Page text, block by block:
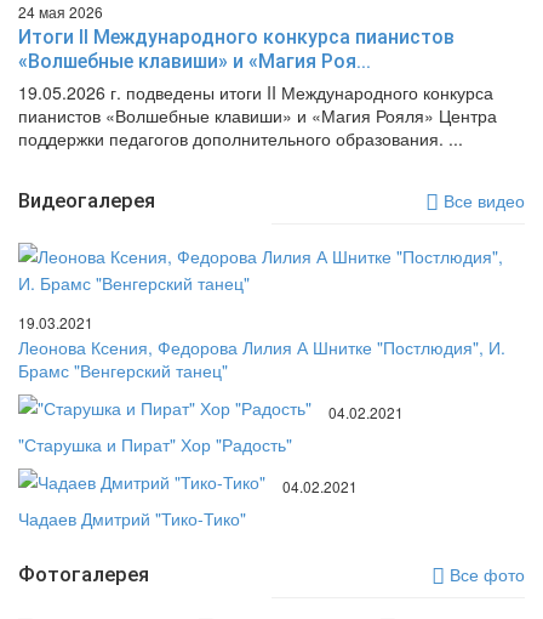
24 мая 2026
Итоги II Международного конкурса пианистов
«Волшебные клавиши» и «Магия Роя...
19.05.2026 г. подведены итоги II Международного конкурса
пианистов «Волшебные клавиши» и «Магия Рояля» Центра
поддержки педагогов дополнительного образования. ...
Видеогалерея Все видео
19.03.2021
Леонова Ксения, Федорова Лилия А Шнитке "Постлюдия", И.
Брамс "Венгерский танец"
04.02.2021
"Старушка и Пират" Хор "Радость"
04.02.2021
Чадаев Дмитрий "Тико-Тико"
Фотогалерея Все фото